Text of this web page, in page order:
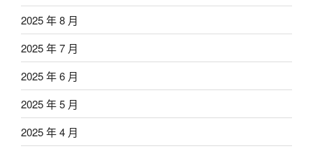
2025 年 8 月
2025 年 7 月
2025 年 6 月
2025 年 5 月
2025 年 4 月